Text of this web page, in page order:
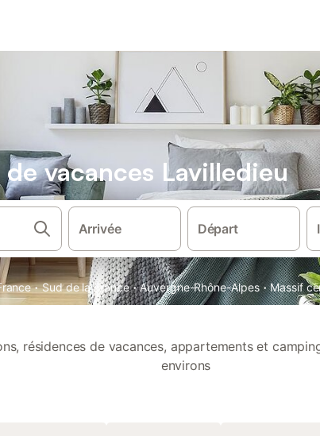
vacances Lavilledieu
Arrivée Départ
· Sud de la France · Auvergne-Rhône-Alpes · Massif
résidences de vacances, appartements et
environs